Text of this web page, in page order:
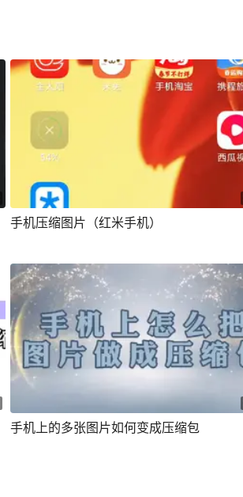
手机压缩图片（红米手机）
手机上的多张图片如何变成压缩包